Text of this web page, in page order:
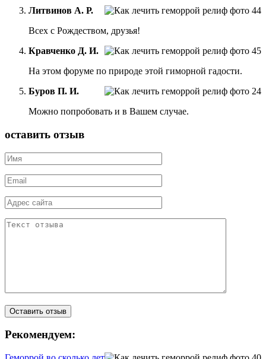
Литвинов А. Р.
Всех с Рождеством, друзья!
Кравченко Д. И.
На этом форуме по природе этой гиморной гадости.
Буров П. И.
Можно попробовать и в Вашем случае.
оставить отзыв
Рекомендуем: